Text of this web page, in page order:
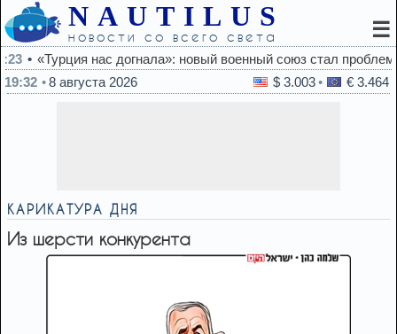
NAUTILUS
новости со всего света ☰
военный союз стал проблемой для Израиля
19:32
8 августа 2026 $ 3.003 € 3.464
КАРИКАТУРА ДНЯ
Из шерсти конкурента